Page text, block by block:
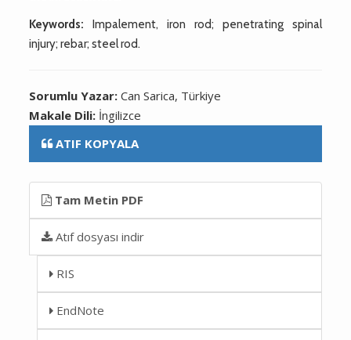
Keywords: Impalement, iron rod; penetrating spinal
injury; rebar; steel rod.
Sorumlu Yazar:Can Sarica, Türkiye
Makale Dili: İngilizce
ATIF KOPYALA
Tam Metin PDF
Atıf dosyası indir
RIS
EndNote